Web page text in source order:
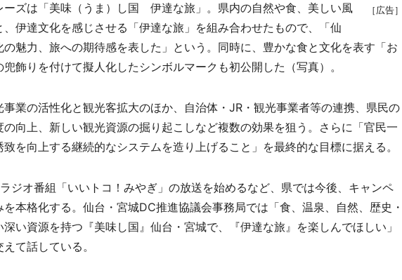
［広告］
ズは「美味（うま）し国 伊達な旅」。県内の自然や食、美しい風
伊達文化を感じさせる「伊達な旅」を組み合わせたもので、「仙
魅力、旅への期待感を表した」という。同時に、豊かな食と文化を表す「お
飾りを付けて擬人化したシンボルマークも初公開した（写真）。
業の活性化と観光客拡大のほか、自治体・JR・観光事業者等の連携、県民の
向上、新しい観光資源の掘り起こしなど複数の効果を狙う。さらに「官民一
を向上する継続的なシステムを造り上げること」を最終的な目標に据える。
ジオ番組「いいトコ！みやぎ」の放送を始めるなど、県では今後、キャンペ
本格化する。仙台・宮城DC推進協議会事務局では「食、温泉、自然、歴史・
い資源を持つ『美味し国』仙台・宮城で、『伊達な旅』を楽しんでほしい」
て話している。